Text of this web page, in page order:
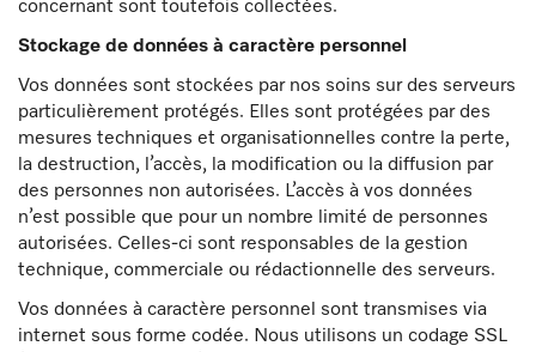
concernant sont toutefois collectées.
Stockage de données à caractère personnel
Vos données sont stockées par nos soins sur des serveurs
particulièrement protégés. Elles sont protégées par des
mesures techniques et organisationnelles contre la perte,
la destruction, l’accès, la modification ou la diffusion par
des personnes non autorisées. L’accès à vos données
n’est possible que pour un nombre limité de personnes
autorisées. Celles-ci sont responsables de la gestion
technique, commerciale ou rédactionnelle des serveurs.
Vos données à caractère personnel sont transmises via
internet sous forme codée. Nous utilisons un codage SSL